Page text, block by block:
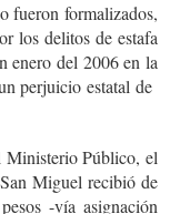
fueron formalizados,
los delitos de estafa
enero del 2006 en la
perjuicio estatal de
Ministerio Público, el
Miguel recibió de
-vía asignación